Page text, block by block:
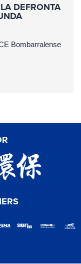
DEFRONTA
Bombarralense